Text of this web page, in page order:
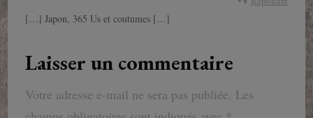
[…] Japon, 365 Us et coutumes […]
Laisser un commentaire
Votre adresse e-mail ne sera pas publiée. Les